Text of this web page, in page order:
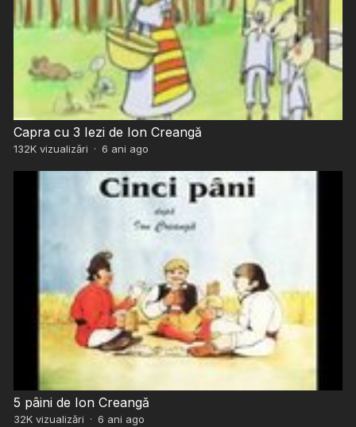
Capra cu 3 Iezi de Ion Creangă
132Kvizualizări · 6 ani ago
5 pâini de Ion Creangă
32Kvizualizări · 6 ani ago